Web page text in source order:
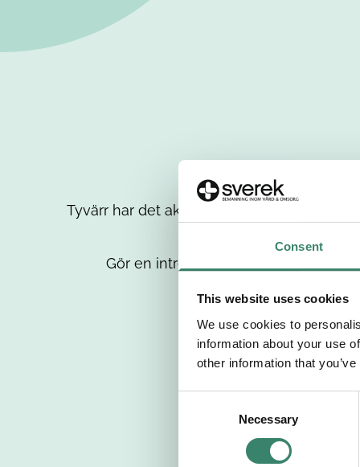
Consent
This website uses cookies
We use cookies to
information about your use
other information that
Necessary
Tyvärr har det aktuella jobbet tagits bort
Gör en intresseanmälan så